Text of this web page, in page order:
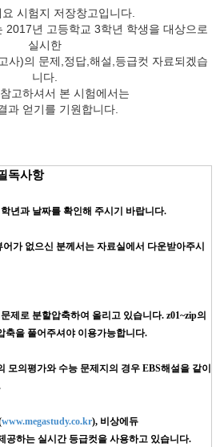
시험지 저장창고입니다.
2017년 고등학교 3학년 학생을 대상으로
실시한
사)의 문제,정답,해설,등급컷 자료되겠습
니다.
고하셔서 본 시험에서는
과 얻기를 기원합니다.
독사항
년과 날짜를 확인해 주시기 바랍니다.
가 없으신 분께서는 자료실에서 다운받아주시
제로 분할압축하여 올리고 있습니다. z01~zip의
축을 풀어주셔야 이용가능합니다.
모의평가와 수능 문제지의 경우 EBS해설을 같이
www.megastudy.co.kr), 비상에듀
공하는 실시간 등급컷을 사용하고 있습니다.